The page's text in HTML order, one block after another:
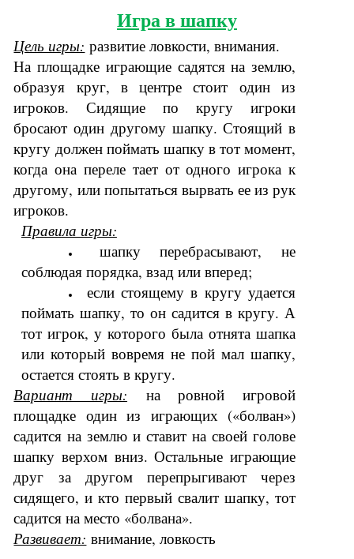
Игра в шапку
Цель игры: развитие ловкости, внимания.
На площадке играющие садятся на землю,
образуя круг, в центре стоит один из
игроков. Сидящие по кругу игроки
бросают один другому шапку. Стоящий в
кругу должен поймать шапку в тот момент,
когда она переле тает от одного игрока к
другому, или попытаться вырвать ее из рук
игроков.
Правила игры:
шапку перебрасывают, не
соблюдая порядка, взад или вперед;
если стоящему в кругу удается
поймать шапку, то он садится в кругу. А
тот игрок, у которого была отнята шапка
или который вовремя не пой мал шапку,
остается стоять в кругу.
Вариант игры: на ровной игровой
площадке один из играющих («болван»)
садится на землю и ставит на своей голове
шапку верхом вниз. Остальные играющие
друг за другом перепрыгивают через
сидящего, и кто первый свалит шапку, тот
садится на место «болвана».
Развивает: внимание,ловкость